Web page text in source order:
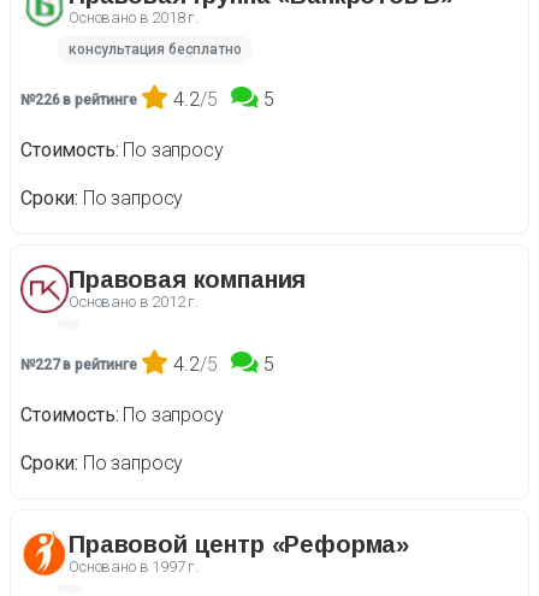
Основано в 2018 г.
консультация бесплатно
№226 в рейтинге 4.2/5 5
Стоимость По запросу
Сроки По запросу
Правовая компания
Основано в 2012 г.
№227 в рейтинге 4.2/5 5
Стоимость По запросу
Сроки По запросу
Правовой центр «Реформа»
Основано в 1997 г.